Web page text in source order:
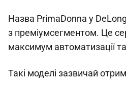
Назва PrimaDonna у
з преміумсегментом. Це
максимум автоматизації та
Такі моделі зазвичай